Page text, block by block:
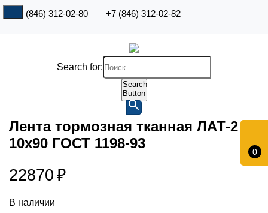
+7 (846) 312-02-80 +7 (846) 312-02-82
0
Search for:
Search
Button
Лента тормозная тканная ЛАТ-2
10х90 ГОСТ 1198-93
22870 ₽
В наличии